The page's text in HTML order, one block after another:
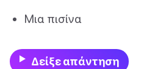
Μια πισίνα
Δείξε απάντηση